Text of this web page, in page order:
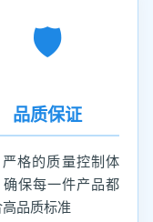
🛡️
品质保证
严格的质量控制体
确保每一件产品都
品质标准